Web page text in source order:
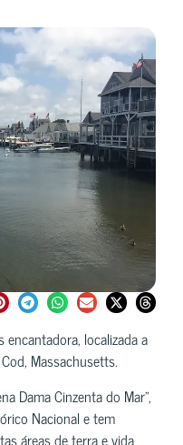
localizada a
Massachusetts.
Dama Cinzenta do Mar”,
Nacional e tem
áreas de terra e vida